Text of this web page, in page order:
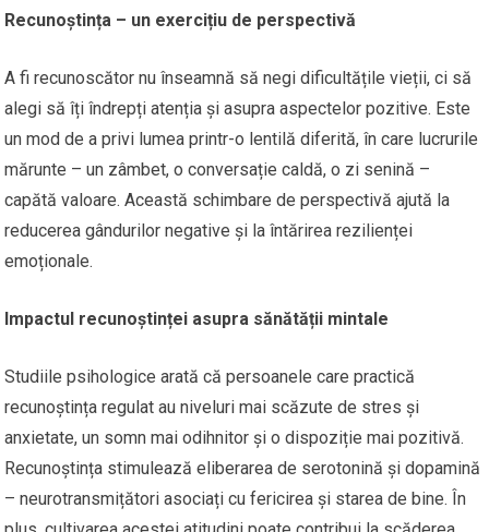
Recunoștința – un exercițiu de perspectivă
A fi recunoscător nu înseamnă să negi dificultățile vieții, ci să
alegi să îți îndrepți atenția și asupra aspectelor pozitive. Este
un mod de a privi lumea printr-o lentilă diferită, în care lucrurile
mărunte – un zâmbet, o conversație caldă, o zi senină –
capătă valoare. Această schimbare de perspectivă ajută la
reducerea gândurilor negative și la întărirea rezilienței
emoționale.
Impactul recunoștinței asupra sănătății mintale
Studiile psihologice arată că persoanele care practică
recunoștința regulat au niveluri mai scăzute de stres și
anxietate, un somn mai odihnitor și o dispoziție mai pozitivă.
Recunoștința stimulează eliberarea de serotonină și dopamină
– neurotransmițători asociați cu fericirea și starea de bine. În